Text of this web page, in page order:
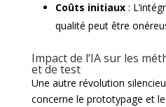
Coûts initiaux:
qualité peut être
Impact de l’IA sur les
et de test
Une autre révolution
concerne le prototypage et